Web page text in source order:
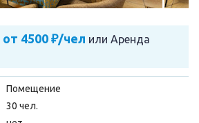
от 4500 ₽/чел или Аренда
Помещение
30 чел.